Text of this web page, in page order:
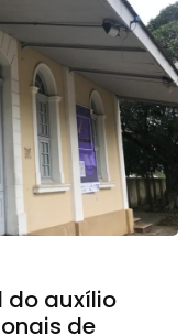
do auxílio
de